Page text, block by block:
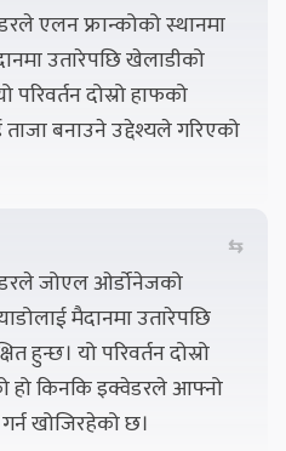
एलन फ्रान्कोको स्थानमा
उतारेपछि खेलाडीको
परिवर्तन दोस्रो हाफको
बनाउने उद्देश्यले गरिएको
⇆
जोएल ओर्डोनेजको
मैदानमा उतारेपछि
हुन्छ। यो परिवर्तन दोस्रो
किनकि इक्वेडरले आफ्नो
खोजिरहेको छ।